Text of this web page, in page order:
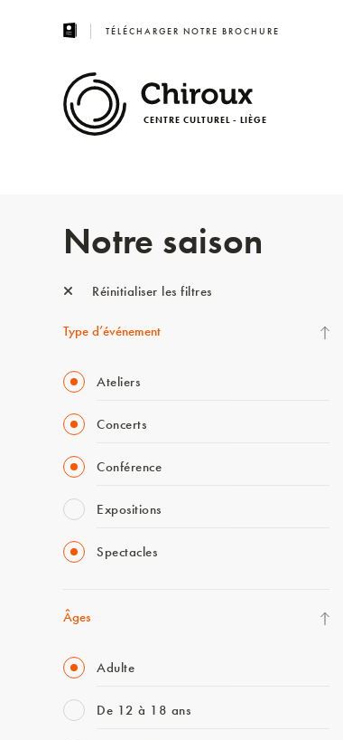
TÉLÉCHARGER NOTRE BROCHURE
CENTRE CULTUREL - LIÈGE
Notre saison
Réinitialiser les filtres
Type d’événement
Ateliers
Concerts
Conférence
Expositions
Spectacles
Âges
Adulte
De 12 à 18 ans